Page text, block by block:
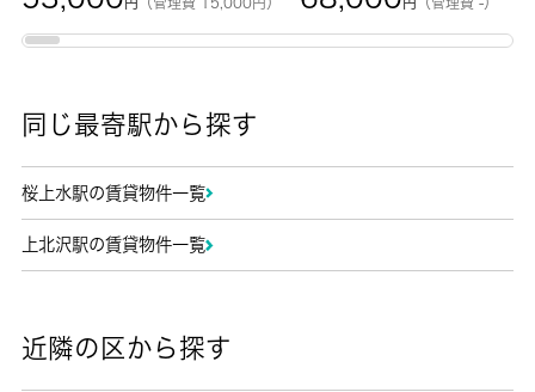
同じ最寄駅から探す
桜上水駅の賃貸物件一覧
上北沢駅の賃貸物件一覧
近隣の区から探す